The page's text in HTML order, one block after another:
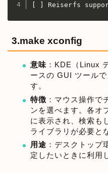
[ ] Reiserfs
3.make xconfig
意味 ：KDE（Linux
ースの GUI ツール
す。
特徴 ：マウス操作で
ンを選べます。各オ
に表示され、検索も
ライブラリが必要と
用途 ：デスクトップ
定したいときに利用